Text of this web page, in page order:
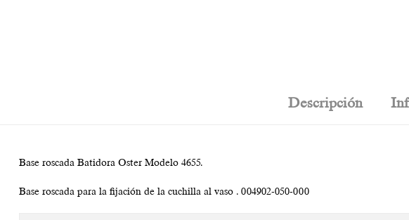
Descripción
Base roscada Batidora Oster Modelo 4655.
Base roscada para la fijación de la cuchilla al vaso . 004902-050-000